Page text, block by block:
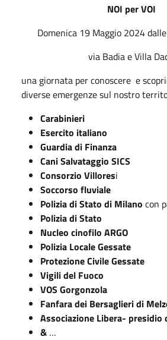
NOI per VOI
Domenica 19 Maggio 2024
via Badia e Villa
una giornata per conoscere e
diverse emergenze sul nostro
Carabinieri
Esercito italiano
Guardia di Finanza
Cani Salvataggio SICS
Consorzio Villoresi
Soccorso fluviale
Polizia di Stato di Milano con
Polizia di Stato
Nucleo cinofilo ARGO
Polizia Locale Gessate
Protezione Civile Gessate
Vigili del Fuoco
VOS Gorgonzola
Fanfara dei Bersaglieri di
Associazione Libera- presidio
& …